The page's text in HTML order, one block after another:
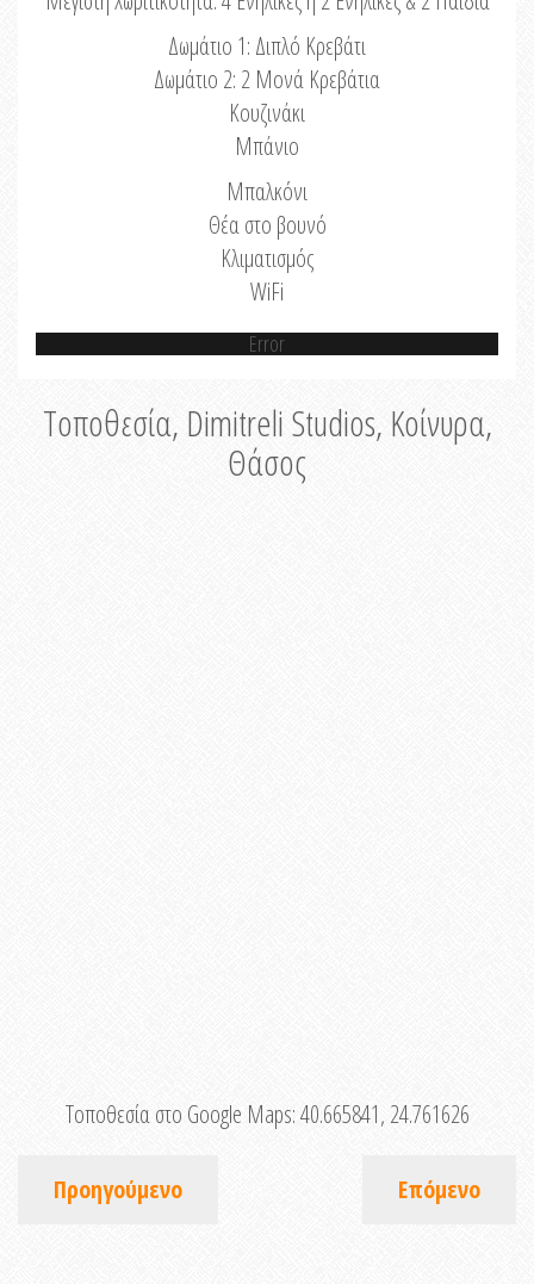
Δωμάτιο 1: Διπλό Κρεβάτι
Δωμάτιο 2: 2 Μονά Κρεβάτια
Κουζινάκι
Μπάνιο
Μπαλκόνι
Θέα στο βουνό
Κλιματισμός
WiFi
Error
Τοποθεσία, Dimitreli Studios, Κοίνυρα,
Θάσος
Τοποθεσία στο Google Maps:40.665841, 24.761626
Προηγούμενο Επόμενο